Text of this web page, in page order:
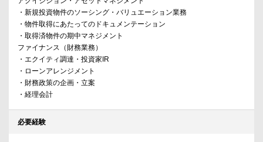
・新規投資物件のソーシング・バリュエーション業務
・物件取得にあたってのドキュメンテーション
・取得済物件の期中マネジメント
ファイナンス（財務業務）
・エクイティ調達・投資家IR
・ローンアレンジメント
・財務政策の企画・立案
・経理会計
必要経験